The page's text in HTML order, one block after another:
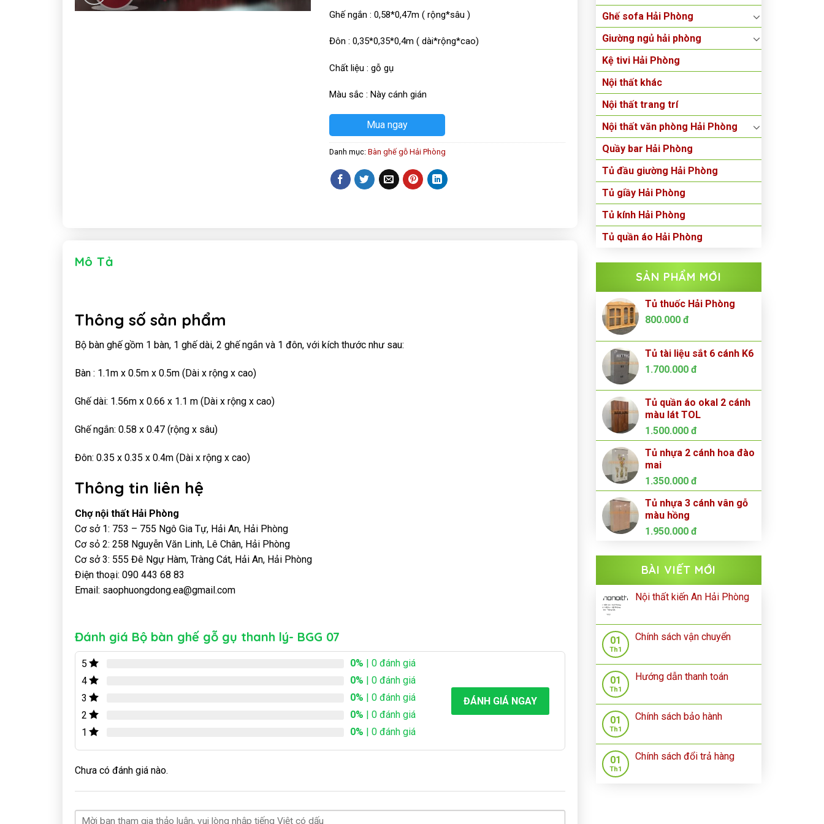
Ghế sofa Hải Phòng
Giường ngủ hải phòng
Kệ tivi Hải Phòng
Nội thất khác
Nội thất trang trí
Nội thất văn phòng Hải Phòng
Quầy bar Hải Phòng
Tủ đầu giường Hải Phòng
Tủ giầy Hải Phòng
Tủ kính Hải Phòng
Tủ quần áo Hải Phòng
SẢN PHẨM MỚI
Tủ thuốc Hải Phòng
800.000 đ
Tủ tài liệu sắt 6 cánh K6
1.700.000 đ
Tủ quần áo okal 2 cánh
màu lát TOL
1.500.000 đ
Tủ nhựa 2 cánh hoa đào
mai
1.350.000 đ
Tủ nhựa 3 cánh vân gỗ
màu hồng
1.950.000 đ
BÀI VIẾT MỚI
Nội thất kiến An Hải Phòng
01
Th1
Chính sách vận chuyển
01
Th1
Hướng dẫn thanh toán
01
Th1
Chính sách bảo hành
01
Th1
Chính sách đổi trả hàng
Ghế ngắn : 0,58*0,47m ( rộng*sâu )
Đôn : 0,35*0,35*0,4m ( dài*rộng*cao)
Chất liệu : gỗ gụ
Màu sắc : Này cánh gián
Mua ngay
Danh mục: Bàn ghế gỗ Hải Phòng
Mô Tả
Thông số sản phẩm
Bộ bàn ghế gồm 1 bàn, 1 ghế dài, 2 ghế ngắn và 1 đôn, với kích thước như sau:
Bàn : 1.1m x 0.5m x 0.5m (Dài x rộng x cao)
Ghế dài: 1.56m x 0.66 x 1.1 m (Dài x rộng x cao)
Ghế ngắn: 0.58 x 0.47 (rộng x sâu)
Đôn: 0.35 x 0.35 x 0.4m (Dài x rộng x cao)
Thông tin liên hệ
Chợ nội thất Hải Phòng
Cơ sở 1: 753 – 755 Ngô Gia Tự, Hải An, Hải Phòng
Cơ sỏ 2: 258 Nguyễn Văn Linh, Lê Chân, Hải Phòng
Cơ sở 3: 555 Đê Ngự Hàm, Tràng Cát, Hải An, Hải Phòng
Điện thoại: 090 443 68 83
Email: saophuongdong.ea@gmail.com
Đánh giá Bộ bàn ghế gỗ gụ thanh lý- BGG 07
5 0% | 0 đánh giá
4
0% | 0 đánh giá
3
0% | 0 đánh giá
2
0% | 0 đánh giá
1
0% | 0 đánh giá
ĐÁNH GIÁ NGAY
Chưa có đánh giá nào.